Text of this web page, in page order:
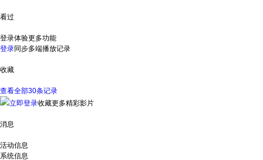
看过
登录体验更多功能
登录同步多端播放记录
收藏
查看全部30条记录
立即登录收藏更多精彩影片
消息
活动信息
系统信息